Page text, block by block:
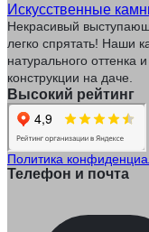
Искусственные
Некрасивый
легко спрятать! Наши
натурального оттенка
конструкции на даче.
Высокий рейтинг
Политика
Телефон и почта